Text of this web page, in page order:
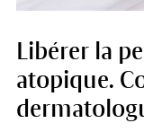
Libérer la
atopique.